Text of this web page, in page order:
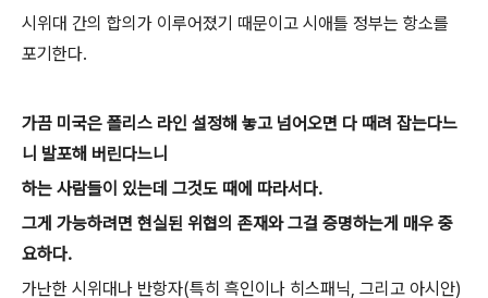
시위대 간의 합의가 이루어졌기 때문이고 시애틀 정부는 항소를
포기한다.
가끔 미국은 폴리스 라인 설정해 놓고 넘어오면 다 때려 잡는다느
니 발포해 버린다느니
하는 사람들이 있는데 그것도 때에 따라서다.
그게 가능하려면 현실된 위협의 존재와 그걸 증명하는게 매우 중
요하다.
가난한 시위대나 반항자(특히 흑인이나 히스패닉, 그리고 아시안)